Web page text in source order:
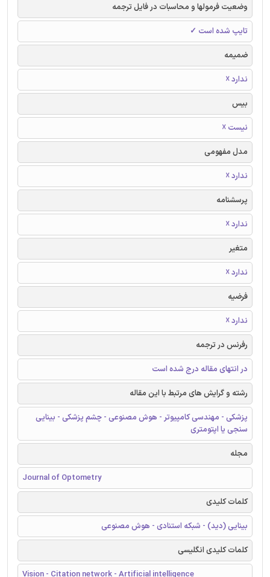
وضعیت فرمولها و محاسبات در فایل ترجمه
تایپ شده است ✓
ضمیمه
ندارد ☓
بیس
نیست ☓
مدل مفهومی
ندارد ☓
پرسشنامه
ندارد ☓
متغیر
ندارد ☓
فرضیه
ندارد ☓
رفرنس در ترجمه
در انتهای مقاله درج شده است
رشته و گرایش های مرتبط با این مقاله
پزشکی - مهندسی کامپیوتر - هوش مصنوعی - چشم پزشکی - بینایی
سنجی یا اپتومتری
مجله
Journal of Optometry
کلمات کلیدی
بینایی (دید) - شبکه استنادی - هوش مصنوعی
کلمات کلیدی انگلیسی
Vision - Citation network - Artificial intelligence